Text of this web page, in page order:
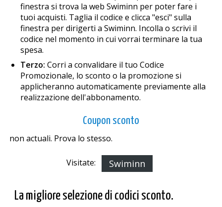
finestra si trova la web Swiminn per poter fare i
tuoi acquisti. Taglia il codice e clicca "esci" sulla
finestra per dirigerti a Swiminn. Incolla o scrivi il
codice nel momento in cui vorrai terminare la tua
spesa.
Terzo: Corri a convalidare il tuo Codice
Promozionale, lo sconto o la promozione si
applicheranno automaticamente previamente alla
realizzazione dell'abbonamento.
Coupon sconto
non actuali. Prova lo stesso.
Visitate: Swiminn
La migliore selezione di codici sconto.